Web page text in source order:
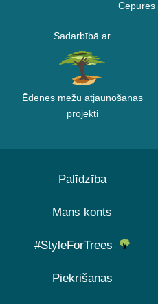
Cepures
Sadarbībā ar
Ēdenes mežu atjaunošanas
projekti
Palīdzība
Mans konts
#StyleForTrees
Piekrišanas